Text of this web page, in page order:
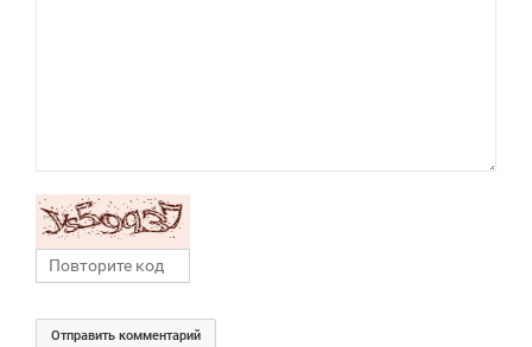
Отправить комментарий